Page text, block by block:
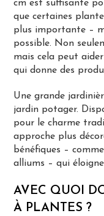
cm est suffisante
que certaines
plus importante –
possible. Non
mais cela peut
qui donne des
Une grande
jardin potager.
pour le charme
approche plus
bénéfiques –
alliums – qui
AVEC QUOI
À PLANTES ?